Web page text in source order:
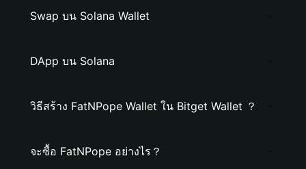
Swap บน Solana Wallet
DApp บน Solana
วิธีสร้าง FatNPope Wallet ใน Bitget Wallet ？
จะซื้อ FatNPope อย่างไร？